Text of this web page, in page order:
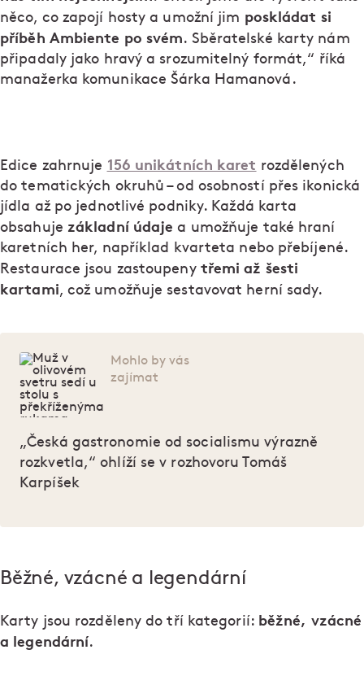
něco, co zapojí hosty a umožní jim poskládat si
příběh Ambiente po svém. Sběratelské karty nám
připadaly jako hravý a srozumitelný formát,“ říká
manažerka komunikace Šárka Hamanová.
Edice zahrnuje 156 unikátních karet rozdělených
do tematických okruhů – od osobností přes ikonická
jídla až po jednotlivé podniky. Každá karta
obsahuje základní údajea umožňuje také hraní
karetních her, například kvarteta nebo přebíjené.
Restaurace jsou zastoupeny třemi až šesti
kartami, což umožňuje sestavovat herní sady.
Mohlo by vás
zajímat
„Česká gastronomie od socialismu výrazně
rozkvetla,“ ohlíží se v rozhovoru Tomáš
Karpíšek
Běžné, vzácné a legendární
Karty jsou rozděleny do tří kategorií: běžné, vzácné
a legendární.